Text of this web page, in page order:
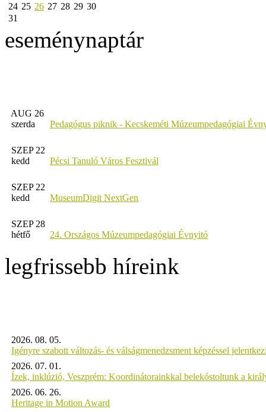
24 25 26 27 28 29 30
31
eseménynaptár
AUG 26
szerda
Pedagógus piknik - Kecskeméti Múzeumpedagógiai
SZEP 22
kedd
Pécsi Tanuló Város Fesztivál
SZEP 22
kedd
MuseumDigit NextGen
SZEP 28
hétfő
24. Országos Múzeumpedagógiai Évnyitó
legfrissebb híreink
2026. 08. 05.
Igényre szabott változás- és válságmenedzsment képzéssel
2026. 07. 01.
Ízek, inklúzió, Veszprém: Koordinátorainkkal belekóstoltunk a
2026. 06. 26.
Heritage in Motion Award